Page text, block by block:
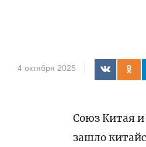
4 октября 2025
Союз Китая и
зашло